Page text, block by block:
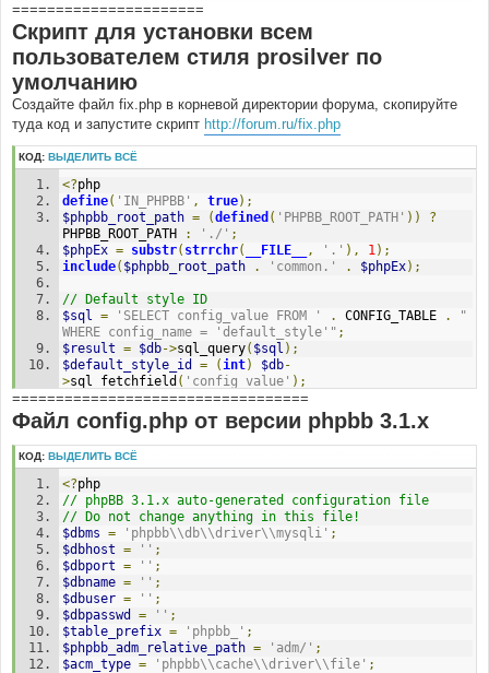
======================
Скрипт для установки всем
пользователем стиля prosilver по
умолчанию
Создайте файл fix.php в корневой директории форума, скопируйте
туда код и запустите скрипт http://forum.ru/fix.php
КОД: ВЫДЕЛИТЬ ВСЁ
<?php
define( 'IN_PHPBB' , true);
$phpbb_root_path = (defined ( 'PHPBB_ROOT_PATH' ))
?
PHPBB_ROOT_PATH
: './' ;
$phpEx = substr( strrchr( __FILE__ , '.' ), 1);
include( $phpbb_root_path . 'common.' . $phpEx);
// Default style ID
$sql = 'SELECT config_value FROM ' . CONFIG_TABLE .
"
WHERE config_name = 'default_style'" ;
$result = $db->sql_query( $sql );
$default_style_id
= (int) $db-
>sql_fetchfield ( 'config_value' );
$db->sql_freeresult($result);
// Default style name
$sql = 'SELECT style_name FROM ' . STYLES_TABLE . '
WHERE style_id = '
$result
$default_style_name = $db-
> sql_fetchfield( 'style_name' );
$db-> sql_freeresult ( $result );
// Active styles
$sql =
'SELECT style_id, style_name, style_active
FROM '
. STYLES_TABLE
$result = $db ->
while
$row = $db ->sql_fetchrow
{
$styles_list[] = $row;
==================================
Файл config.php от версии phpbb 3.1.x
КОД: ВЫДЕЛИТЬ ВСЁ
<?php
// phpBB 3.1.x auto-generated configuration file
// Do not change anything in this file!
$dbms = 'phpbb\\db\\driver\\mysqli' ;
$dbhost = '' ;
$dbport = '' ;
$dbname = '' ;
$dbuser = '' ;
$dbpasswd
= '' ;
$table_prefix = 'phpbb_' ;
$phpbb_adm_relative_path = 'adm/' ;
$acm_type = 'phpbb\\cache\\driver\\file' ;